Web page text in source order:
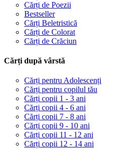
Cărți de Poezii
Bestseller
Cărți Beletristică
Cărți de Colorat
Cărți de Crăciun
Cărți după vârstă
Cărți pentru Adolescenți
Cărți pentru copilul tău
Cărți copii 1 - 3 ani
Cărți copii 4 - 6 ani
Cărți copii 7 - 8 ani
Cărți copii 9 - 10 ani
Cărți copii 11 - 12 ani
Cărți copii 12 - 14 ani